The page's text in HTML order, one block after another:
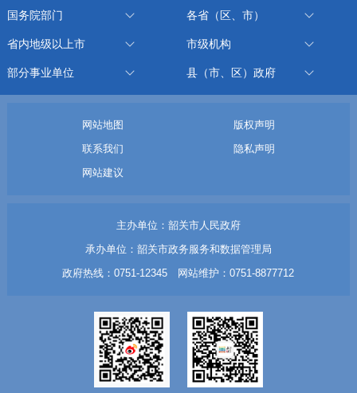
国务院部门 各省（区、市）
省内地级以上市 市级机构
部分事业单位 县（市、区）政府
网站地图
版权声明
联系我们
隐私声明
网站建议
主办单位：韶关市人民政府
承办单位：韶关市政务服务和数据管理局
政府热线：0751-12345 网站维护：0751-8877712